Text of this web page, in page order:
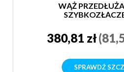
WĄŻ
380,81 zł
SPRAWDŹ